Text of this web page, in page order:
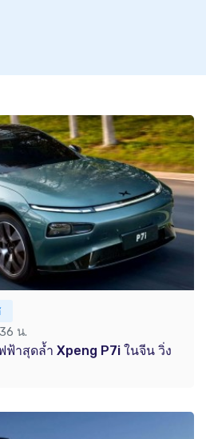
น.
ฟ้าสุดล้ำ Xpeng P7i ในจีน วิ่ง